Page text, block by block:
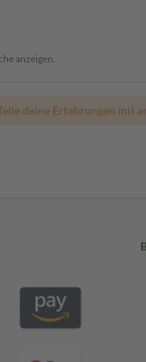
anzeigen.
deine Erfahrungen mit